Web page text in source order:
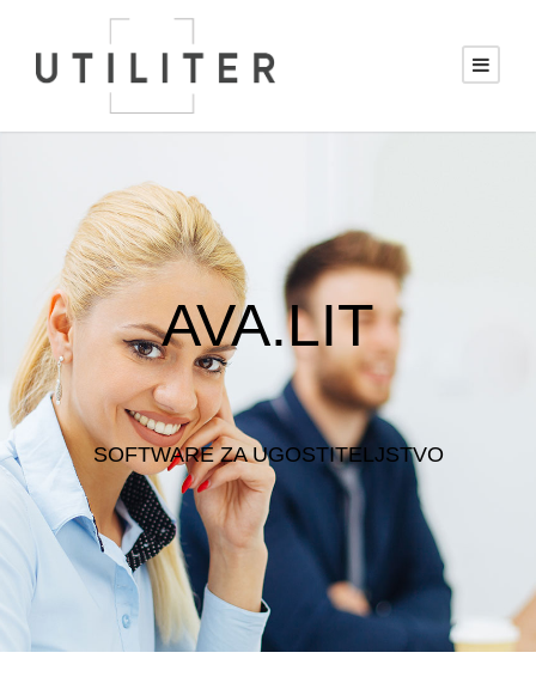
AVA.LIT
SOFTWARE ZA UGOSTITELJSTVO